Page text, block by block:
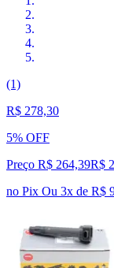
(1)
R$ 278,30
5% OFF
Preço R$ 264,39R$
no Pix Ou 3x de R$